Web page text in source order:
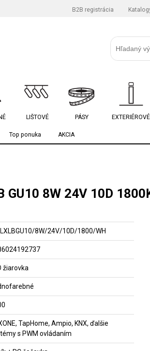
B2B registrácia
LIŠTOVÉ PÁSY EXTERIÉROVÉ
Top ponuka AKCIA
GU10 8W 24V 10D
8W/24V/10D/1800/WH
žiarovka
TapHome, Ampio, KNX, ďalšie
s PWM ovládaním